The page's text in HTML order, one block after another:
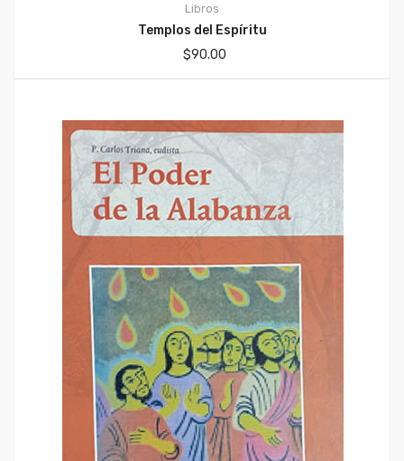
Libros
Templos del Espíritu
$90.00